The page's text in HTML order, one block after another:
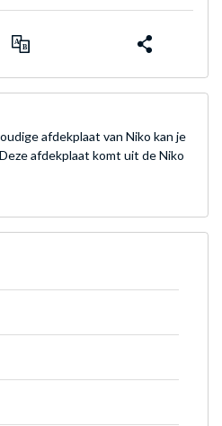
afdekplaat van Niko kan je
afdekplaat komt uit de Niko